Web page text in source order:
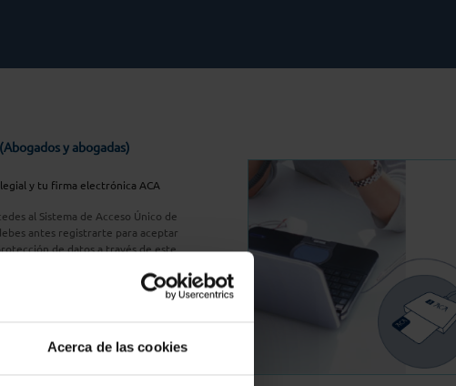
Acerca de las cookies
y abogadas)
y tu firma electrónica ACA
al Sistema de Acceso Único de
antes registrarte para aceptar
de datos a través de este
ACA Plus